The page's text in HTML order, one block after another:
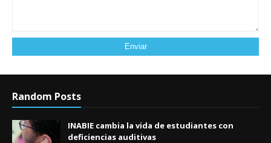
Random Posts
INABIE cambia la vida de estudiantes con
deficiencias auditivas